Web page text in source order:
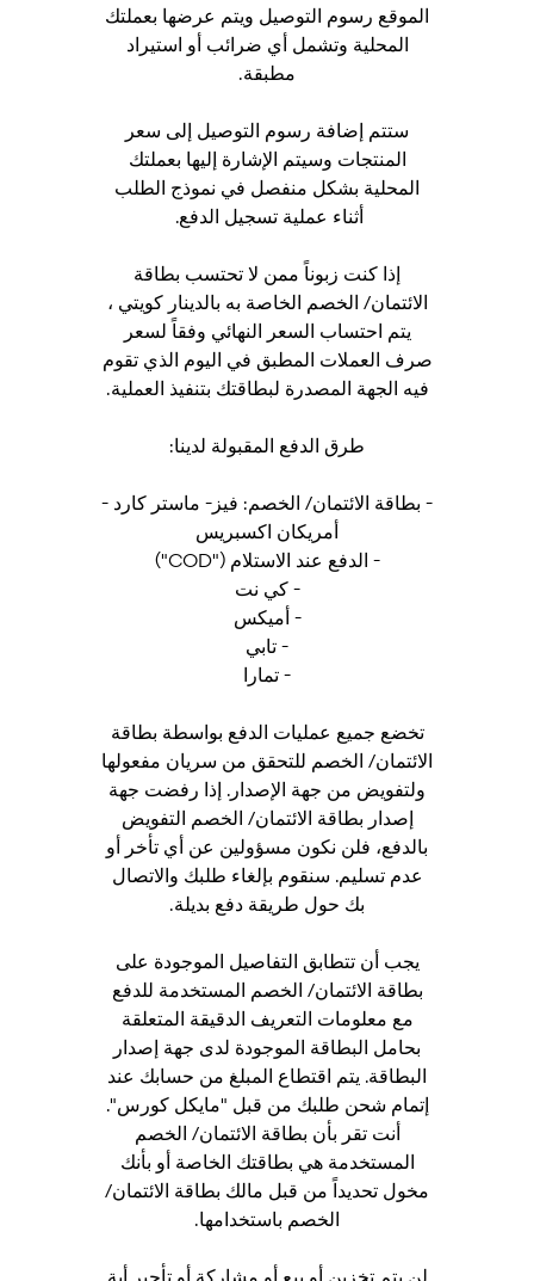
الموقع رسوم التوصيل ويتم عرضها بعملتك
المحلية وتشمل أي ضرائب أو استيراد
مطبقة.
ستتم إضافة رسوم التوصيل إلى سعر
المنتجات وسيتم الإشارة إليها بعملتك
المحلية بشكل منفصل في نموذج الطلب
أثناء عملية تسجيل الدفع.
إذا كنت زبوناً ممن لا تحتسب بطاقة
الائتمان/ الخصم الخاصة به بالدينار كويتي ،
يتم احتساب السعر النهائي وفقاً لسعر
صرف العملات المطبق في اليوم الذي تقوم
فيه الجهة المصدرة لبطاقتك بتنفيذ العملية.
طرق الدفع المقبولة لدينا:
- بطاقة الائتمان/ الخصم: فيز- ماستر كارد -
أمريكان اكسبريس
- الدفع عند الاستلام ("COD")
- كي نت
- أميكس
- تابي
- تمارا
تخضع جميع عمليات الدفع بواسطة بطاقة
الائتمان/ الخصم للتحقق من سريان مفعولها
ولتفويض من جهة الإصدار. إذا رفضت جهة
إصدار بطاقة الائتمان/ الخصم التفويض
بالدفع، فلن نكون مسؤولين عن أي تأخر أو
عدم تسليم. سنقوم بإلغاء طلبك والاتصال
بك حول طريقة دفع بديلة.
يجب أن تتطابق التفاصيل الموجودة على
بطاقة الائتمان/ الخصم المستخدمة للدفع
مع معلومات التعريف الدقيقة المتعلقة
بحامل البطاقة الموجودة لدى جهة إصدار
البطاقة. يتم اقتطاع المبلغ من حسابك عند
إتمام شحن طلبك من قبل "مايكل كورس".
أنت تقر بأن بطاقة الائتمان/ الخصم
المستخدمة هي بطاقتك الخاصة أو بأنك
مخول تحديداً من قبل مالك بطاقة الائتمان/
الخصم باستخدامها.
لن يتم تخزين أو بيع أو مشاركة أو تأجير أية